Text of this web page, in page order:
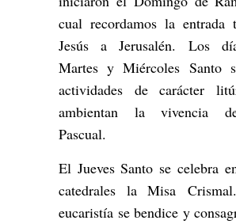
cual recordamos la entrada
Jesús a Jerusalén. Los
Martes y Miércoles Santo
actividades de carácter
ambientan la vivencia
Pascual.
El Jueves Santo se celebra
catedrales la Misa
eucaristía se bendice y